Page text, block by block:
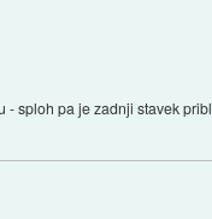
- sploh pa je zadnji stavek